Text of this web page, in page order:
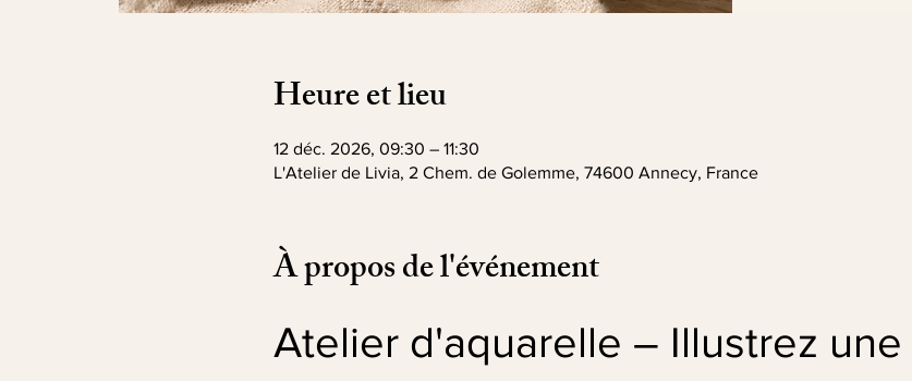
Heure et lieu
12 déc. 2026, 09:30 – 11:30
L'Atelier de Livia, 2 Chem. de Golemme, 74600 Annecy, France
À propos de l'événement
Atelier d'aquarelle – Illustrez